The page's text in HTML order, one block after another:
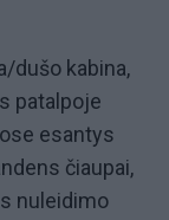
dušo kabina,
patalpoje
esantys
čiaupai,
nuleidimo